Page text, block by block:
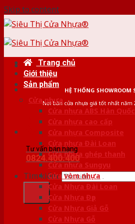
Skip to content
HỆ THỐNG SHOWROOM
Nơi bán cửa nhựa giá tốt nhất năm
Tư vấn bán hàng
0824.400.400
Tìm kiếm:
Trang chủ
Giới thiệu
Sản phẩm
Cửa nhựa
Cửa nhựa ABS Hàn Quốc
Cửa nhựa cao cấp
Cửa nhựa Composite
Cửa nhựa Đài Loan
Cửa nhựa ghép thanh
Cửa nhựa Sungyu
Cửa vòm nhựa
Cửa Nhựa Đài Loan
Cửa Nhựa Đẹp
Cửa Nhựa Giả Gỗ
Cửa Nhựa Gỗ